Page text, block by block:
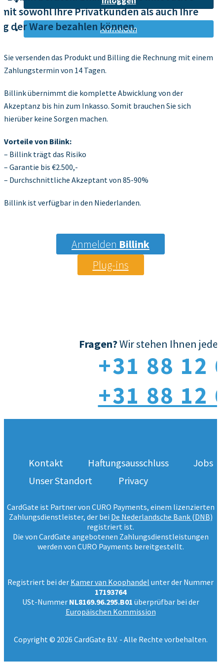
Anmelden
sowohl Ihre Privatkunden als auch Ihre
der Ware bezahlen können.
Sie versenden das Produkt und Billing die Rechnung mit einem
Zahlungstermin von 14 Tagen.
Billink übernimmt die komplette Abwicklung von der
Akzeptanz bis hin zum Inkasso. Somit brauchen Sie sich
hierüber keine Sorgen machen.
Vorteile von Bilink:
– Billink trägt das Risiko
– Garantie bis €2.500,-
– Durchschnittliche Akzeptant von 85-90%
Billink ist verfügbar in den Niederlanden.
Anmelden Billink
Plug-ins
Fragen?Wir stehen Ihnen
+31 88 12
+31 88 12
Kontakt Haftungsausschluss
Jobs
Unser Standort
Privacy
CardGate ist Partner von CURO Payments, einem lizenzierten
Zahlungsdienstleister, der bei De Nederlandsche Bank (DNB)
registriert ist.
Die von CardGate angebotenen Zahlungsdienstleistungen
werden von CURO Payments bereitgestellt.
Registriert bei der Kamer van Koophandel unter der Nummer
17193764
USt-Nummer NL8169.96.295.B01 überprüfbar bei der
Europäischen Kommission
Copyright © 2026 CardGate B.V. - Alle Rechte vorbehalten.